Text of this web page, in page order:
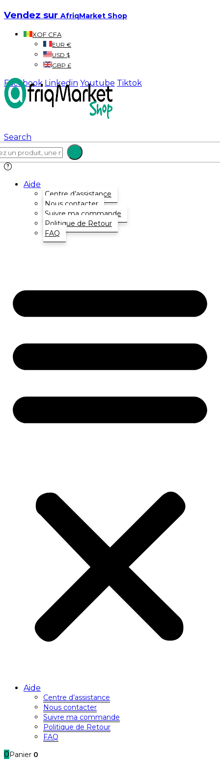
Vendez sur AfriqMarket Shop
XOF CFA
EUR €
USD $
GBP £
Facebook Linkedin Youtube Tiktok
Search
Aide
Centre d’assistance
Nous contacter
Suivre ma commande
Politique de Retour
FAQ
Aide
Centre d’assistance
Nous contacter
Suivre ma commande
Politique de Retour
FAQ
0 Panier 0